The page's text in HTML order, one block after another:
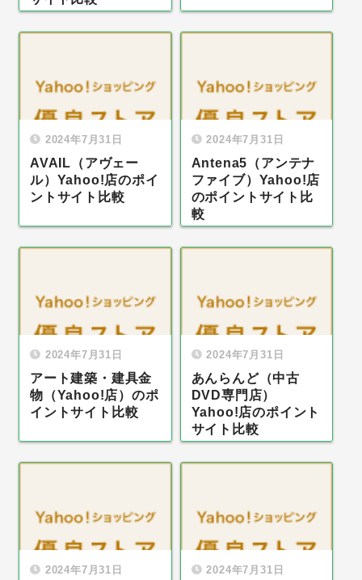
2024年7月31日
AVAIL（アヴェー
ル）Yahoo!店のポイ
ントサイト比較
2024年7月31日
Antena5（アンテナ
ファイブ）Yahoo!店
のポイントサイト比
較
2024年7月31日
アート建築・建具金
物（Yahoo!店）のポ
イントサイト比較
2024年7月31日
あんらんど（中古
DVD専門店）
Yahoo!店のポイント
サイト比較
2024年7月31日 2024年7月31日